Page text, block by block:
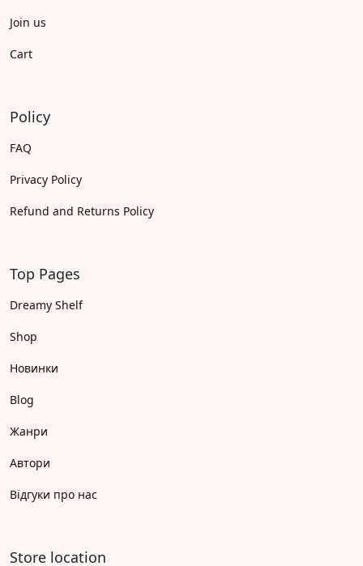
Join us
Cart
Policy
FAQ
Privacy Policy
Refund and Returns Policy
Top Pages
Dreamy Shelf
Shop
Новинки
Blog
Жанри
Автори
Відгуки про нас
Store location